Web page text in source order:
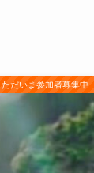
ただいま参加者募集中